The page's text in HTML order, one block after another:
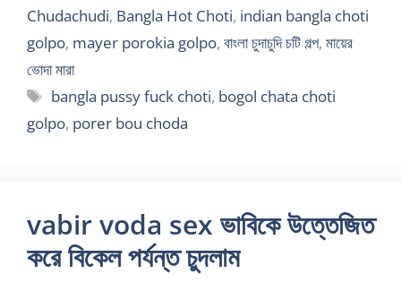
Chudachudi, Bangla Hot Choti, indian bangla choti
golpo, mayer porokia golpo, বাংলা চুদাচুদি চটি গল্প, মায়ের
ভোদা মারা
Tags
bangla pussy fuck choti, bogol chata choti
golpo, porer bou choda
vabir voda sex ভাবিকে উত্তেজিত
করে বিকেল পর্যন্ত চুদলাম